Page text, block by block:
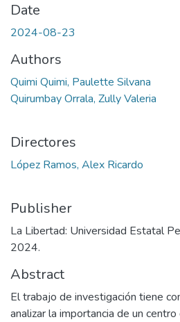
Date
2024-08-23
Authors
Quimi Quimi, Paulette Silvana
Quirumbay Orrala, Zully Valeria
Directores
López Ramos, Alex Ricardo
Publisher
La Libertad: Universidad Estatal
2024.
Abstract
El trabajo de investigación tiene
analizar la importancia de un